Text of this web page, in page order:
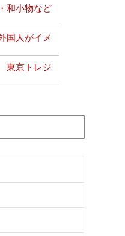
和小物など
国人がイメ
東京トレジ